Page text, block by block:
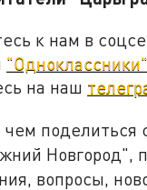
к нам в
"Одноклассники"
на наш
чем поделиться
Новгород",
вопросы,